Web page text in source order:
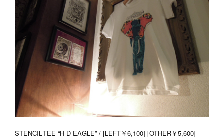
STENCIL-TEE “H-D EAGLE” / [LEFT￥6,100] [OTHER￥5,600]